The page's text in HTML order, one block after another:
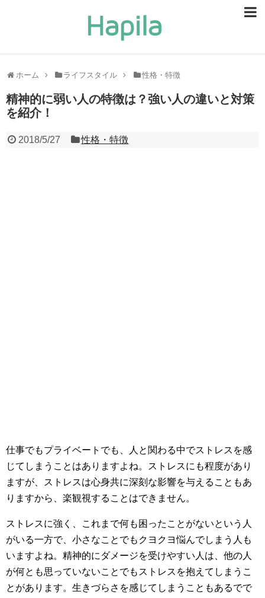
ホーム ライフスタイル 性格・特徴
精神的に弱い人の特徴は？強い人の違いと対策
を紹介！
2018/5/27 性格・特徴
仕事でもプライベートでも、人と関わる中でストレスを感
じてしまうことはありますよね。ストレスにも程度があり
ますが、ストレスは心身共に深刻な影響を与えることもあ
りますから、楽観視することはできません。
ストレスに強く、これまで何も困ったことがないという人
がいる一方で、小さなことでもクヨクヨ悩んでしまう人も
いますよね。精神的にダメージを受けやすい人は、他の人
が何とも思っていないことでもストレスを抱えてしまうこ
とがあります。生きづらさを感じてしまうこともあるでで
ヘアケア
ヘルスケア
食事・食べ物